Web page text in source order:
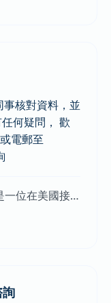
核對資料，並
何疑問， 歡
電郵至
關於Ms. Betty Wan尹惠珍Betty 是一位在美國接受訓練的藥劑師。畢業後，她回到香港，在多家跨國製藥公司從事多個不同方面的工作。她是香港哮喘學會的創會會員之一，也在2021年創辦濕疹教室。她擁有多年與濕疹患者和照護者合作的經驗，提供有效幫助改善濕疹治療的方案,使他們重新掌控自的皮膚。